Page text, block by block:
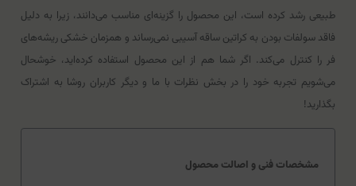
طبیعی رشد کرده است، این محصول را گزینه‌ای مناسب می‌دانند، زیرا به دلیل
فاقد سولفات بودن به کراتین ساقه آسیبی نمی‌رساند و همزمان خشکی ریشه‌های
فر را کنترل می‌کند. اگر شما هم از این محصول استفاده کرده‌اید، خوشحال
می‌شویم تجربه خود را در بخش نظرات با ما و دیگر کاربران روشا به اشتراک
بگذارید!
مشخصات فنی و اصالت محصول